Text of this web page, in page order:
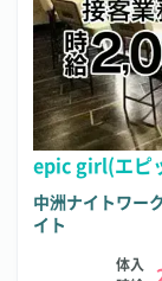
epic girl(エピ
中洲ナイトワー
イト
体入